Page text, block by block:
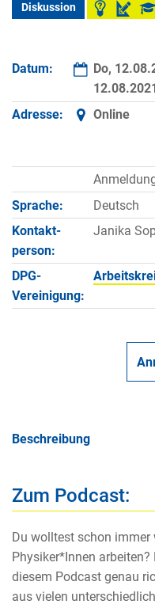
Diskussion
Datum: Do,
12.08.2021
Adresse:
Online
Sprache:
Deutsch
Kontakt­
person:
Janika
DPG-
Vereinigung:
Beschreibung
Zum Podcast:
Du wolltest schon immer
Physiker*Innen
diesem Podcast genau
aus vielen